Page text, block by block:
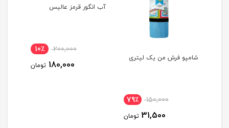
شامپو فرش من یک لیتری
150,000 79٪
31,500 تومان
آب انگور قرمز عالیس
200,000 10٪
180,000 تومان